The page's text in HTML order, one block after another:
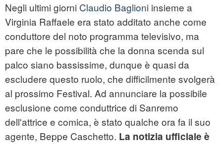
Negli ultimi giorni Claudio Baglioni insieme a
Virginia Raffaele era stato additato anche come
conduttore del noto programma televisivo, ma
pare che le possibilità che la donna scenda sul
palco siano bassissime, dunque è quasi da
escludere questo ruolo, che difficilmente svolgerà
al prossimo Festival. Ad annunciare la possibile
esclusione come conduttrice di Sanremo
dell'attrice e comica, è stato qualche ora fa il suo
agente, Beppe Caschetto. La notizia ufficiale è